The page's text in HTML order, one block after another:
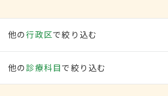
他の行政区で絞り込む
他の 診療科目で絞り込む